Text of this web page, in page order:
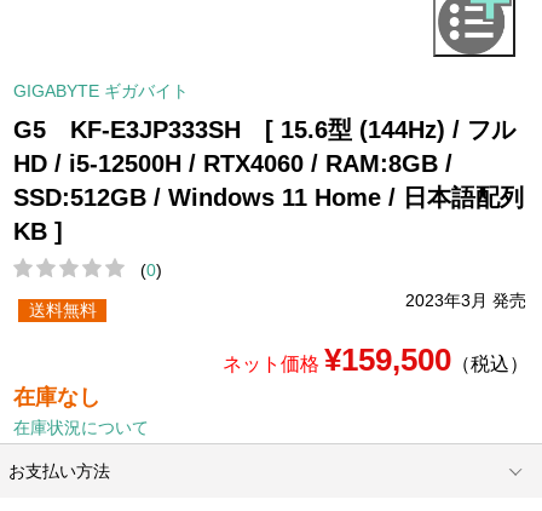
GIGABYTE ギガバイト
G5 KF-E3JP333SH [ 15.6型 (144Hz) / フル
HD / i5-12500H / RTX4060 / RAM:8GB /
SSD:512GB / Windows 11 Home / 日本語配列
KB ]
(0)
2023年3月 発売
送料無料
ネット価格 ¥159,500（税込）
在庫なし
在庫状況について
お支払い方法